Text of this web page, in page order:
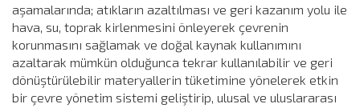
aşamalarında; atıkların azaltılması ve geri kazanım yolu ile
hava, su, toprak kirlenmesini önleyerek çevrenin
korunmasını sağlamak ve doğal kaynak kullanımını
azaltarak mümkün olduğunca tekrar kullanılabilir ve geri
dönüştürülebilir materyallerin tüketimine yönelerek etkin
bir çevre yönetim sistemi geliştirip, ulusal ve uluslararası